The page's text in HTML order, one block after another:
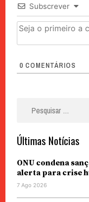
Subscrever
0 COMENTÁRIOS
Últimas Notícias
ONU condena
alerta para crise
7 Ago 2026